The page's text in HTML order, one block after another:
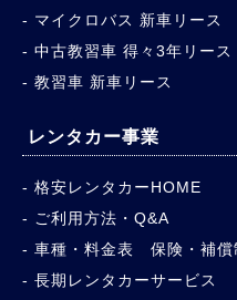
マイクロバス 新車リース
中古教習車 得々3年リース
教習車 新車リース
レンタカー事業
格安レンタカーHOME
ご利用方法・Q&A
車種・料金表 保険・補償
長期レンタカーサービス